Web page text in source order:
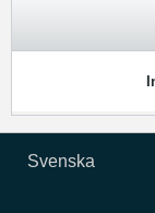
Svenska